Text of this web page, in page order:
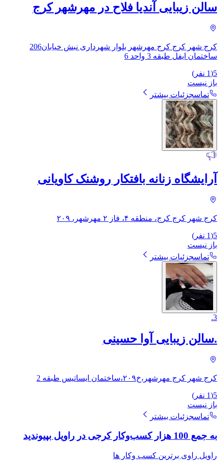
سالن زیبایی آندیا فلاح در مهرشهر کرج
کرج شهر کرج کرج مهرشهر بلوار شهرداری نبش خیابان206
ساختمان ایفل طبقه 3 واحد 6
5
(
1 نفر)
باز نیست
تماسجزئیات بیشتر
آرایشگاه زنانه بافتکار روشنک کاویانی
کرج شهر کرج کرج، منطقه ۴، فاز ۲ مهرشهر، ۲۰۹
5
(
1 نفر)
باز نیست
تماسجزئیات بیشتر
3
.
.سالن زیبایی آوا حسینی
کرج شهر کرج مهرشهر،خ۲۰۹،ساختمان ایساتیس طبقه 2
5
(
1 نفر)
باز نیست
تماسجزئیات بیشتر
به جمع 100 هزار کسب‌وکار کرجی در راویل بپیوندید
راویل راوی برترین کسب وکار ها